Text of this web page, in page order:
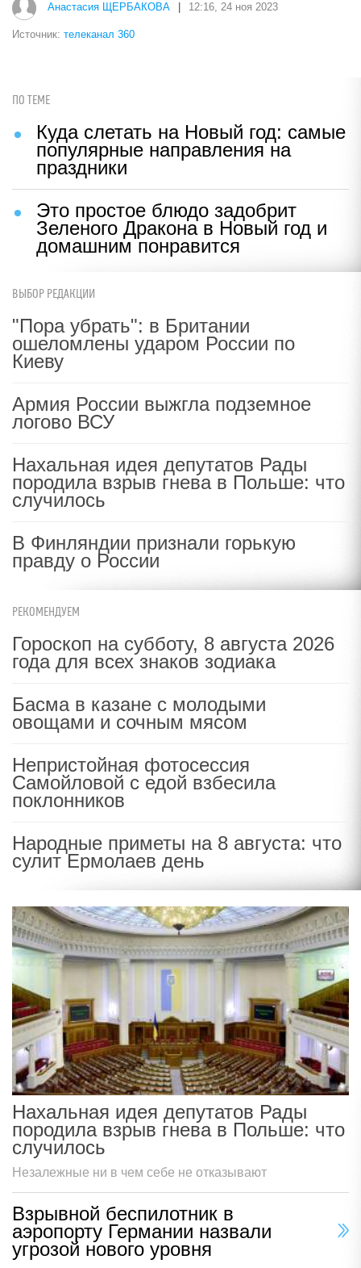
Анастасия ЩЕРБАКОВА 12:16, 24 ноя 2023
Источник: телеканал 360
ПО ТЕМЕ
Куда слетать на Новый год: самые
популярные направления на
праздники
Это простое блюдо задобрит
Зеленого Дракона в Новый год и
домашним понравится
ВЫБОР РЕДАКЦИИ
"Пора убрать": в Британии
ошеломлены ударом России по
Киеву
Армия России выжгла подземное
логово ВСУ
Нахальная идея депутатов Рады
породила взрыв гнева в Польше: что
случилось
В Финляндии признали горькую
правду о России
РЕКОМЕНДУЕМ
Гороскоп на субботу, 8 августа 2026
года для всех знаков зодиака
Басма в казане с молодыми
овощами и сочным мясом
Непристойная фотосессия
Самойловой с едой взбесила
поклонников
Народные приметы на 8 августа: что
сулит Ермолаев день
Нахальная идея депутатов Рады
породила взрыв гнева в Польше: что
случилось
Незалежные ни в чем себе не отказывают
Взрывной беспилотник в
аэропорту Германии назвали
угрозой нового уровня